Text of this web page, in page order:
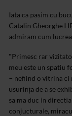
Iata ca pasim cu
Catalin Gheorghe
admiram cum
"Primesc rar
meu este un spatiu
– nefiind o vitrina ci
usurința de a se
sa ma duc in
conjucturale,